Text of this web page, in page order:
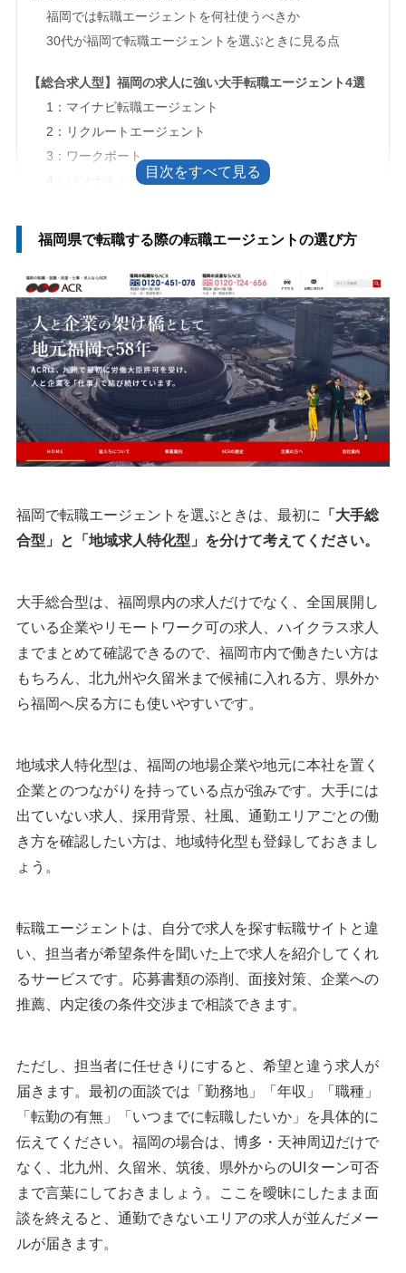
福岡では転職エージェントを何社使うべきか
30代が福岡で転職エージェントを選ぶときに見る点
【総合求人型】福岡の求人に強い大手転職エージェント4選
1：マイナビ転職エージェント
2：リクルートエージェント
3：ワークポート
4：パソナキャリア
1：Liberty
2：ACR
3：アソウ・ヒューマニーセンター
4：ディンプル
福岡の転職エージェントを使うべき人・使わない方が良い人
転職エージェントを使うべき人
転職エージェントを使わない方が良い人
転職エージェント以外に福岡で相談できる窓口
福岡の転職エージェントを利用するメリット
1.福岡の企業事情や転職情報を聞ける
福岡の転職エージェントを利用する流れ
1.転職エージェントに登録する
2.面談・カウンセリングを受ける
3.希望する求人の紹介を受ける
福岡の転職市場について
福岡の有効求人倍率
福岡の平均年収
福岡の転職エージェントまとめ
福岡県で転職する際の転職エージェントの選び方
福岡で転職エージェントを選ぶときは、最初に
「大手総
合型」と「地域求人特化型」を分けて考えてください。
大手総合型は、福岡県内の求人だけでなく、全国展開し
ている企業やリモートワーク可の求人、ハイクラス求人
までまとめて確認できるので、福岡市内で働きたい方は
もちろん、北九州や久留米まで候補に入れる方、県外か
ら福岡へ戻る方にも使いやすいです。
地域求人特化型は、福岡の地場企業や地元に本社を置く
企業とのつながりを持っている点が強みです。大手には
出ていない求人、採用背景、社風、通勤エリアごとの働
き方を確認したい方は、地域特化型も登録しておきまし
ょう。
転職エージェントは、自分で求人を探す転職サイトと違
い、担当者が希望条件を聞いた上で求人を紹介してくれ
るサービスです。応募書類の添削、面接対策、企業への
推薦、内定後の条件交渉まで相談できます。
ただし、担当者に任せきりにすると、希望と違う求人が
届きます。最初の面談では「勤務地」「年収」「職種」
「転勤の有無」「いつまでに転職したいか」を具体的に
伝えてください。福岡の場合は、博多・天神周辺だけで
なく、北九州、久留米、筑後、県外からのUIターン可否
まで言葉にしておきましょう。ここを曖昧にしたまま面
談を終えると、通勤できないエリアの求人が並んだメー
ルが届きます。